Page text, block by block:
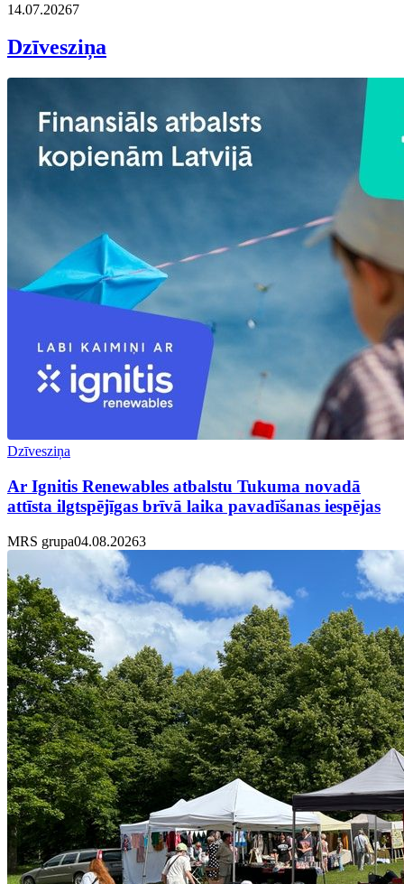
14.07.20267
Dzīvesziņa
Dzīvesziņa
Ar Ignitis Renewables atbalstu Tukuma novadā
attīsta ilgtspējīgas brīvā laika pavadīšanas iespējas
MRS grupa04.08.20263